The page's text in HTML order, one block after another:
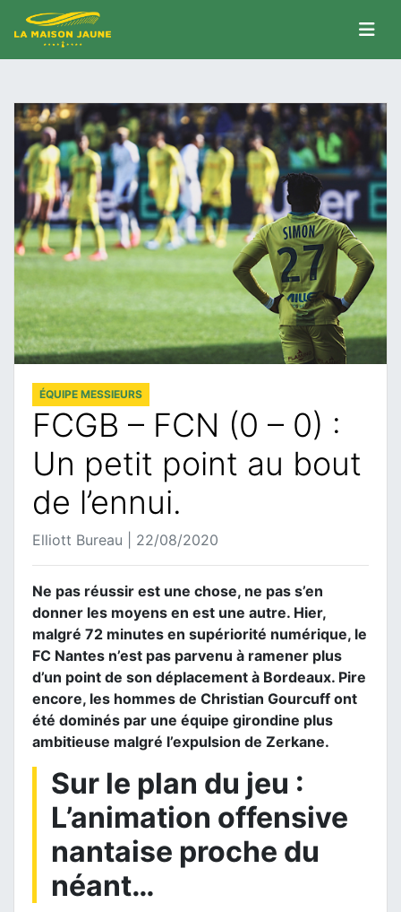
ÉQUIPE MESSIEURS
FCGB – FCN (0 – 0) :
Un petit point au bout
de l’ennui.
Elliott Bureau | 22/08/2020
Ne pas réussir est une chose, ne pas s’en
donner les moyens en est une autre. Hier,
malgré 72 minutes en supériorité numérique, le
FC Nantes n’est pas parvenu à ramener plus
d’un point de son déplacement à Bordeaux. Pire
encore, les hommes de Christian Gourcuff ont
été dominés par une équipe girondine plus
ambitieuse malgré l’expulsion de Zerkane.
Sur le plan du jeu :
L’animation offensive
nantaise proche du
néant…